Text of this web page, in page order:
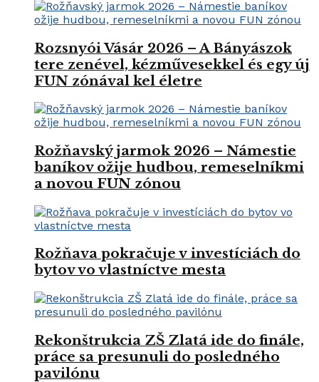
Rozsnyói Vásár 2026 – A Bányászok
tere zenével, kézművesekkel és egy új
FUN zónával kel életre
Rožňavský jarmok 2026 – Námestie
baníkov ožije hudbou, remeselníkmi
a novou FUN zónou
Rožňava pokračuje v investíciách do
bytov vo vlastníctve mesta
Rekonštrukcia ZŠ Zlatá ide do finále,
práce sa presunuli do posledného
pavilónu